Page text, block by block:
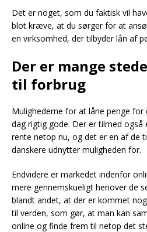
Det er noget, som du faktisk vil
blot kræve, at du sørger for at
en virksomhed, der tilbyder lån af
Der er mange
til forbrug
Mulighederne for at låne penge
dag rigtig gode. Der er tilmed også
rente netop nu, og det er en af de
danskere udnytter muligheden for.
Endvidere er markedet indenfor
mere gennemskueligt henover de
blandt andet, at der er kommet
til verden, som gør, at man kan
online og finde frem til netop det